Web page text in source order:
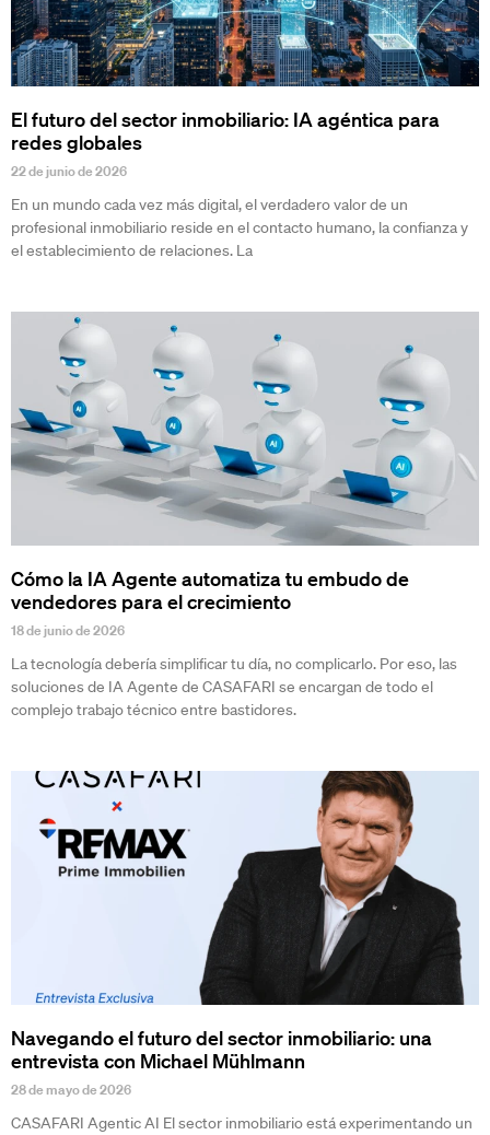
El futuro del sector inmobiliario: IA agéntica para
redes globales
22 de junio de 2026
En un mundo cada vez más digital, el verdadero valor de un
profesional inmobiliario reside en el contacto humano, la confianza y
el establecimiento de relaciones. La
Cómo la IA Agente automatiza tu embudo de
vendedores para el crecimiento
18 de junio de 2026
La tecnología debería simplificar tu día, no complicarlo. Por eso, las
soluciones de IA Agente de CASAFARI se encargan de todo el
complejo trabajo técnico entre bastidores.
Navegando el futuro del sector inmobiliario: una
entrevista con Michael Mühlmann
28 de mayo de 2026
CASAFARI Agentic AI El sector inmobiliario está experimentando un